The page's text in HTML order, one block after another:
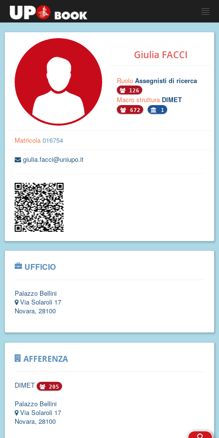
Giulia FACCI
Ruolo Assegnisti di ricerca
126
Macro struttura DIMET
672 1
Matricola 016754
giulia.facci@uniupo.it
UFFICIO
Palazzo Bellini
Via Solaroli 17
Novara, 28100
AFFERENZA
DIMET 205
Palazzo Bellini
Via Solaroli 17
Novara, 28100